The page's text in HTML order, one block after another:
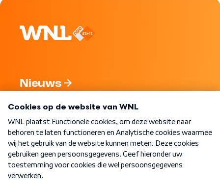
Nieuws
Nieuwsbrief
Word Lid